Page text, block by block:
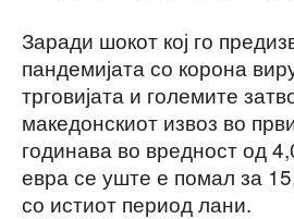
Заради шокот кој го
пандемијата со корона
трговијата и големите
македонскиот извоз во
годинава во вредност од
евра се уште е помал за
со истиот период лани.